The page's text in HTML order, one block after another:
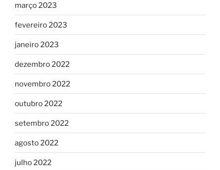
março 2023
fevereiro 2023
janeiro 2023
dezembro 2022
novembro 2022
outubro 2022
setembro 2022
agosto 2022
julho 2022